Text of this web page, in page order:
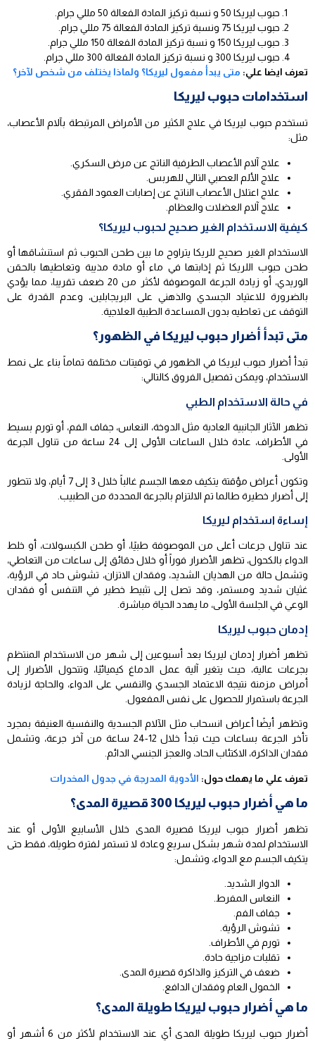
حبوب ليريكا 50 و نسبة تركيز المادة الفعالة 50 مللي جرام.
حبوب ليريكا 75 ونسبة تركيز المادة الفعالة 75 مللي جرام.
حبوب ليريكا 150 و نسبة تركيز المادة الفعالة 150 مللي جرام.
حبوب ليريكا 300 و نسبة تركيز المادة الفعالة 300 مللي جرام.
تعرف ايضا علي: متى يبدأ مفعول ليريكا؟ ولماذا يختلف من شخص لآخر؟
استخدامات حبوب ليريكا
تستخدم حبوب ليريكا في علاج الكثير من الأمراض المرتبطة بآلام الأعصاب،
مثل:
علاج آلام الأعصاب الطرفية الناتج عن مرض السكري.
علاج الألم العصبي التالي للهربس.
علاج اعتلال الأعصاب الناتج عن إصابات العمود الفقري.
علاج آلام العضلات والعظام.
كيفية الاستخدام الغير صحيح لحبوب ليريكا؟
الاستخدام الغير صحيح للريكا يتراوح ما بين طحن الحبوب ثم استنشاقها أو
طحن حبوب اللريكا ثم إذابتها في ماء أو مادة مذيبة وتعاطيها بالحقن
الوريدي، أو زيادة الجرعة الموصوفة لأكثر من 20 ضعف تقريبا، مما يؤدي
بالضرورة للاعتياد الجسدي والذهني على البريجابلين، وعدم القدرة على
التوقف عن تعاطيه بدون المساعدة الطبية العلاجية.
متى تبدأ أضرار حبوب ليريكا في الظهور؟
تبدأ أضرار حبوب ليريكا في الظهور في توقيتات مختلفة تماماً بناء على نمط
الاستخدام، ويمكن تفصيل الفروق كالتالي:
في حالة الاستخدام الطبي
تظهر الآثار الجانبية العادية مثل الدوخة، النعاس، جفاف الفم، أو تورم بسيط
في الأطراف، عادة خلال الساعات الأولى إلى 24 ساعة من تناول الجرعة
الأولى.
وتكون أعراض مؤقتة يتكيف معها الجسم غالباً خلال 3 إلى 7 أيام، ولا تتطور
إلى أضرار خطيرة طالما تم الالتزام بالجرعة المحددة من الطبيب.
إساءة استخدام ليريكا
عند تناول جرعات أعلى من الموصوفة طبيًا، أو طحن الكبسولات، أو خلط
الدواء بالكحول، تظهر الأضرار فوراً أو خلال دقائق إلى ساعات من التعاطي،
وتشمل حالة من الهذيان الشديد، وفقدان الاتزان، تشوش حاد في الرؤية،
غثيان شديد ومستمر، وقد تصل إلى تثبيط خطير في التنفس أو فقدان
الوعي في الجلسة الأولى، ما يهدد الحياة مباشرة.
إدمان حبوب ليريكا
تظهر أضرار إدمان ليريكا بعد أسبوعين إلى شهر من الاستخدام المنتظم
بجرعات عالية، حيث يتغير آلية عمل الدماغ كيميائيًا، وتتحول الأضرار إلى
أمراض مزمنة نتيجة الاعتماد الجسدي والنفسي على الدواء، والحاجة لزيادة
الجرعة باستمرار للحصول على نفس المفعول.
وتظهر أيضًا أعراض انسحاب مثل الآلام الجسدية والنفسية العنيفة بمجرد
تأخر الجرعة بساعات حيث تبدأ خلال 12-24 ساعة من آخر جرعة، وتشمل
فقدان الذاكرة، الاكتئاب الحاد، والعجز الجنسي الدائم.
تعرف علي ما يهمك حول: الأدوية المدرجة في جدول المخدرات
ما هي أضرار حبوب ليريكا 300 قصيرة المدى؟
تظهر أضرار حبوب ليريكا قصيرة المدى خلال الأسابيع الأولى أو عند
الاستخدام لمدة شهر بشكل سريع وعادة لا تستمر لفترة طويلة، فقط حتى
يتكيف الجسم مع الدواء، وتشمل:
الدوار الشديد.
النعاس المفرط.
جفاف الفم.
تشوش الرؤية.
تورم في الأطراف.
تقلبات مزاجية حادة.
ضعف في التركيز والذاكرة قصيرة المدى.
الخمول العام وفقدان الدافع.
ما هي أضرار حبوب ليريكا طويلة المدى؟
أضرار حبوب ليريكا طويلة المدى أي عند الاستخدام لأكثر من 6 أشهر أو